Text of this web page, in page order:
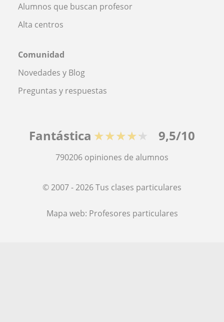
Alumnos que buscan profesor
Alta centros
Comunidad
Novedades y Blog
Preguntas y respuestas
Fantástica ★★★★★ 9,5/10
790206 opiniones de alumnos
© 2007 - 2026 Tus clases particulares
Mapa web: Profesores particulares